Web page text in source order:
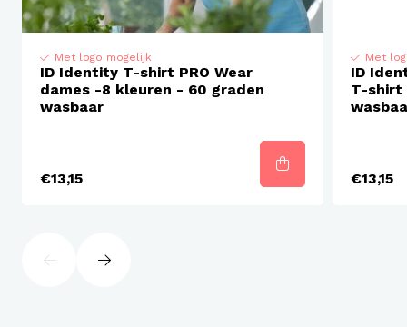
Met logo mogelijk
ID Identity T-shirt PRO Wear
dames -8 kleuren - 60 graden
wasbaar
€13,15
Met
ID
T-shirt
€13,15